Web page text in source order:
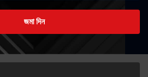
জমা দিন